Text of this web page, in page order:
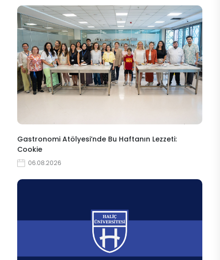
Gastronomi Atölyesi’nde Bu Haftanın Lezzeti:
Cookie
06.08.2026